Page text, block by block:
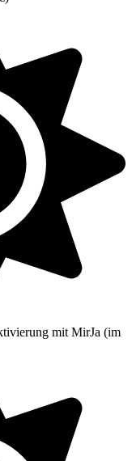
mit MirJa (im